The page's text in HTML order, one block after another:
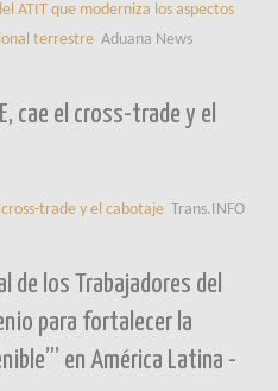
ATIT que moderniza los aspectos
terrestre Aduana News
cae el cross-trade y el
trade y el cabotaje Trans.INFO
de los Trabajadores del
para fortalecer la
en América Latina -